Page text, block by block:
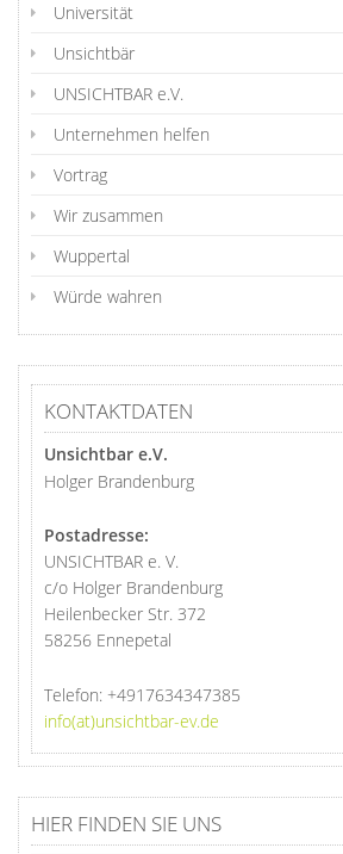
Universität
Unsichtbär
UNSICHTBAR e.V.
Unternehmen helfen
Vortrag
Wir zusammen
Wuppertal
Würde wahren
KONTAKTDATEN
Unsichtbar e.V.
Holger Brandenburg
Postadresse:
UNSICHTBAR e. V.
c/o Holger Brandenburg
Heilenbecker Str. 372
58256 Ennepetal
Telefon: +4917634347385
info(at)unsichtbar-ev.de
HIER FINDEN SIE UNS